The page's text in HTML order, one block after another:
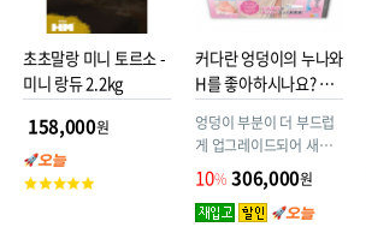
초초말랑 미니 토르소 -
미니 랑듀 2.2kg
158,000원
고
커다란 엉덩이의 누나와
H를 좋아하시나요? 소
엉덩이 부분이 더 부드럽
게 업그레이드되어 새롭
게 등장!! 초(超) 두툼한
볼륨감! 가득 찬 10kg &
95cm 실물 이상의 성적
10% 306,000원